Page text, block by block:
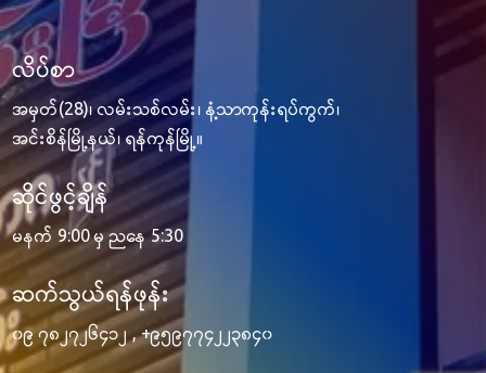
လိပ်စာ
အမှတ်(28)၊ လမ်းသစ်လမ်း၊ နံ့သာကုန်းရပ်ကွက်၊
အင်းစိန်မြို့နယ်၊ ရန်ကုန်မြို့။
ဆိုင်ဖွင့်ချိန်
မနက် 9:00 မှ ညနေ 5:30
ဆက်သွယ်ရန်ဖုန်း
၀၉ ၇၈၂၇၂၆၄၁၂ ,+၉၅၉၇၇၄၂၂၃၈၄၀